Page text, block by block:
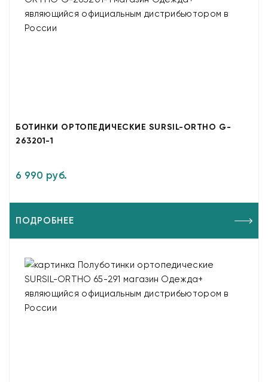
БОТИНКИ ОРТОПЕДИЧЕСКИЕ SURSIL-ORTHO G-
263201-1
6 990 руб.
ПОДРОБНЕЕ